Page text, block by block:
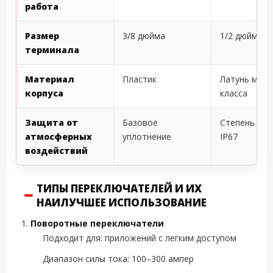
работа
Размер
терминала
3/8 дюйма 1/2 дюйма
Материал
корпуса
Пластик
Латунь
класса
Защита от
атмосферных
воздействий
Базовое
уплотнение
Степень
IP67
ТИПЫ ПЕРЕКЛЮЧАТЕЛЕЙ И ИХ
НАИЛУЧШЕЕ ИСПОЛЬЗОВАНИЕ
Поворотные переключатели
Подходит для: приложений с легким доступом
Диапазон силы тока: 100–300 ампер